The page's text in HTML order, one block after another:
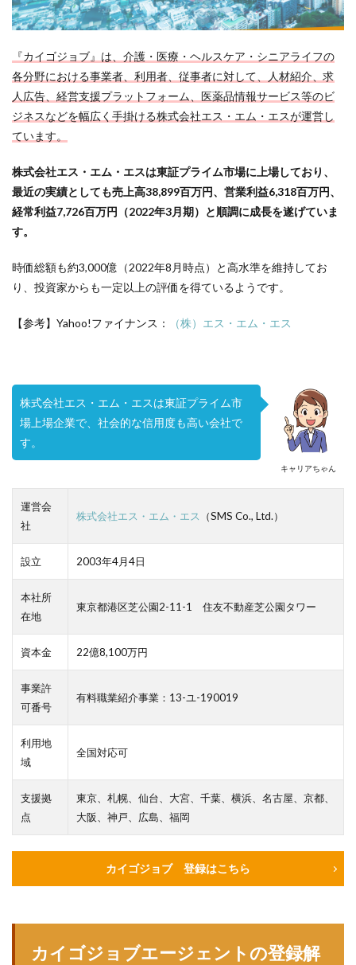
『カイゴジョブ』は、介護・医療・ヘルスケア・シニアライフの
各分野における事業者、利用者、従事者に対して、人材紹介、求
人広告、経営支援プラットフォーム、医薬品情報サービス等のビ
ジネスなどを幅広く手掛ける株式会社エス・エム・エスが運営し
ています。
株式会社エス・エム・エスは東証プライム市場に上場しており、
最近の実績としても売上高38,899百万円、営業利益6,318百万円、
経常利益7,726百万円（2022年3月期）と順調に成長を遂げていま
す。
時価総額も約3,000億（2022年8月時点）と高水準を維持してお
り、投資家からも一定以上の評価を得ているようです。
【参考】Yahoo!ファイナンス： （株）エス・エム・エス
キャリアちゃん
株式会社エス・エム・エスは東証プライム市
場上場企業で、社会的な信用度も高い会社で
す。
運営会
社
株式会社エス・エム・エス （SMS Co., Ltd.）
設立 2003年4月4日
本社所
在地
東京都港区芝公園2-11-1 住友不動産芝公園タワー
資本金 22億8,100万円
事業許
可番号
有料職業紹介事業：13-ユ-190019
利用地
域
全国対応可
支援拠
点
東京、札幌、仙台、大宮、千葉、横浜、名古屋、京都、
大阪、神戸、広島、福岡
カイゴジョブ 登録はこちら
カイゴジョブエージェントの登録解